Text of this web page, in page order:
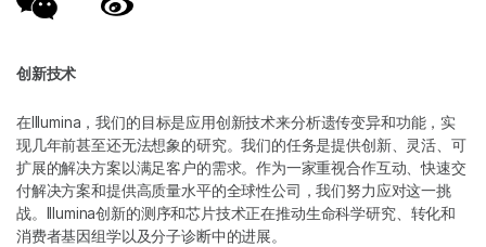
创新技术
在Illumina，我们的目标是应用创新技术来分析遗传变异和功能，实
现几年前甚至还无法想象的研究。我们的任务是提供创新、灵活、可
扩展的解决方案以满足客户的需求。作为一家重视合作互动、快速交
付解决方案和提供高质量水平的全球性公司，我们努力应对这一挑
战。Illumina创新的测序和芯片技术正在推动生命科学研究、转化和
消费者基因组学以及分子诊断中的进展。